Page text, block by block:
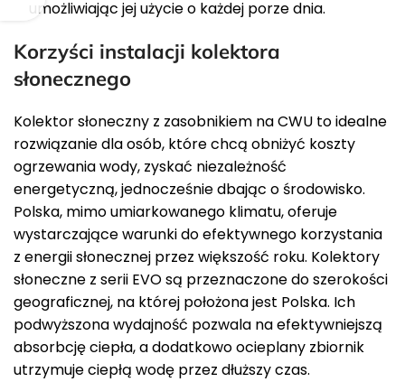
umożliwiając jej użycie o każdej porze dnia.
Korzyści instalacji kolektora
słonecznego
Kolektor słoneczny z zasobnikiem na CWU to idealne
rozwiązanie dla osób, które chcą obniżyć koszty
ogrzewania wody, zyskać niezależność
energetyczną, jednocześnie dbając o środowisko.
Polska, mimo umiarkowanego klimatu, oferuje
wystarczające warunki do efektywnego korzystania
z energii słonecznej przez większość roku. Kolektory
słoneczne z serii EVO są przeznaczone do szerokości
geograficznej, na której położona jest Polska. Ich
podwyższona wydajność pozwala na efektywniejszą
absorbcję ciepła, a dodatkowo ocieplany zbiornik
utrzymuje ciepłą wodę przez dłuższy czas.